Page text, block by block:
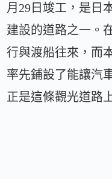
月29日竣工，是日
建設的道路之一。
行與渡船往來，而
率先鋪設了能讓汽
正是這條觀光道路